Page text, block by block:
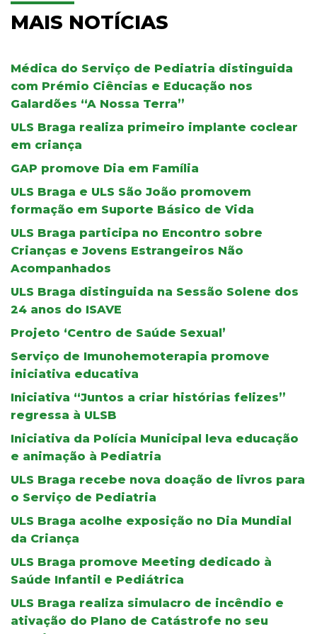
MAIS NOTÍCIAS
Médica do Serviço de Pediatria distinguida
com Prémio Ciências e Educação nos
Galardões “A Nossa Terra”
ULS Braga realiza primeiro implante coclear
em criança
GAP promove Dia em Família
ULS Braga e ULS São João promovem
formação em Suporte Básico de Vida
ULS Braga participa no Encontro sobre
Crianças e Jovens Estrangeiros Não
Acompanhados
ULS Braga distinguida na Sessão Solene dos
24 anos do ISAVE
Projeto ‘Centro de Saúde Sexual’
Serviço de Imunohemoterapia promove
iniciativa educativa
Iniciativa “Juntos a criar histórias felizes”
regressa à ULSB
Iniciativa da Polícia Municipal leva educação
e animação à Pediatria
ULS Braga recebe nova doação de livros para
o Serviço de Pediatria
ULS Braga acolhe exposição no Dia Mundial
da Criança
ULS Braga promove Meeting dedicado à
Saúde Infantil e Pediátrica
ULS Braga realiza simulacro de incêndio e
ativação do Plano de Catástrofe no seu